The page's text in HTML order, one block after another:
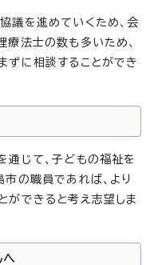
議を進めていくため、会
法士の数も多いため、
ずに相談することができ
通じて、子どもの福祉を
の職員であれば、より
ができると考え志望しま